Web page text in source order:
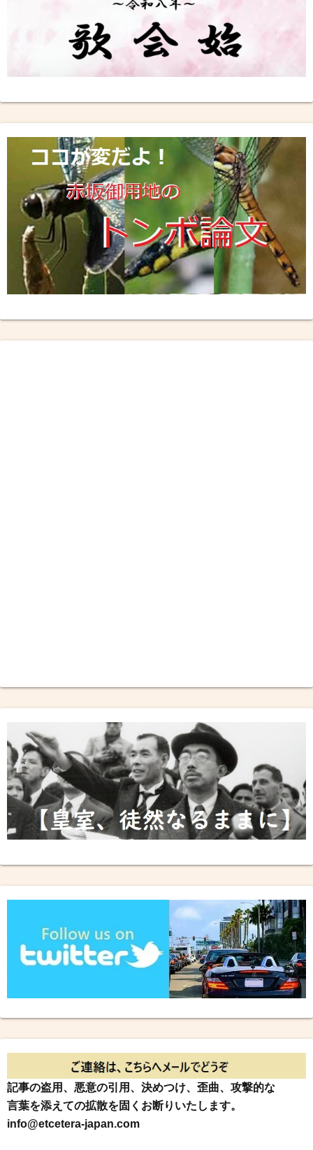
記事の盗用、悪意の引用、決めつけ、歪曲、攻撃的な
言葉を添えての拡散を固くお断りいたします。
info@etcetera-japan.com